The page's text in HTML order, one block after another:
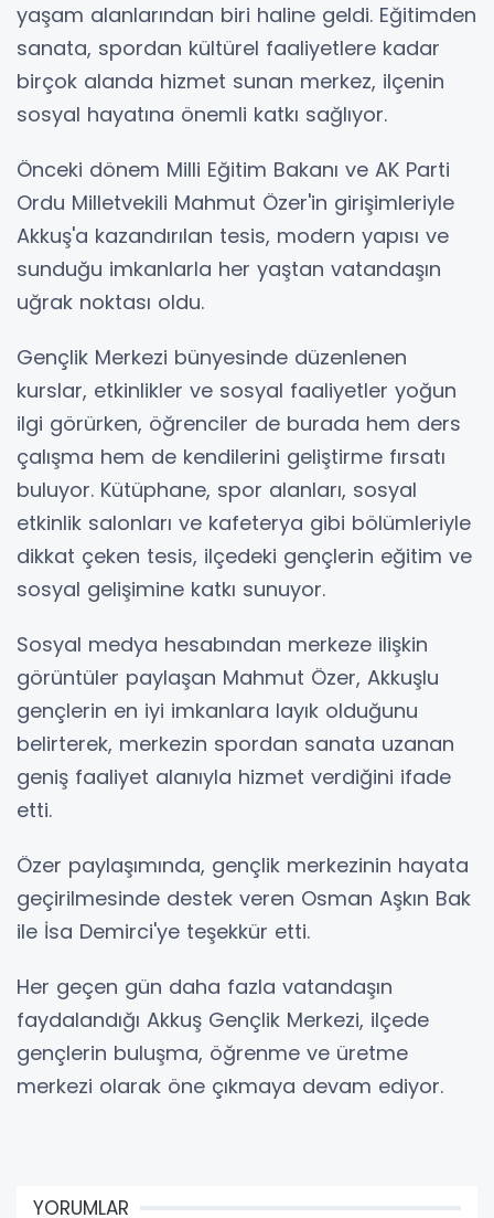
yaşam alanlarından biri haline geldi. Eğitimden
sanata, spordan kültürel faaliyetlere kadar
birçok alanda hizmet sunan merkez, ilçenin
sosyal hayatına önemli katkı sağlıyor.
Önceki dönem Milli Eğitim Bakanı ve AK Parti
Ordu Milletvekili Mahmut Özer'in girişimleriyle
Akkuş'a kazandırılan tesis, modern yapısı ve
sunduğu imkanlarla her yaştan vatandaşın
uğrak noktası oldu.
Gençlik Merkezi bünyesinde düzenlenen
kurslar, etkinlikler ve sosyal faaliyetler yoğun
ilgi görürken, öğrenciler de burada hem ders
çalışma hem de kendilerini geliştirme fırsatı
buluyor. Kütüphane, spor alanları, sosyal
etkinlik salonları ve kafeterya gibi bölümleriyle
dikkat çeken tesis, ilçedeki gençlerin eğitim ve
sosyal gelişimine katkı sunuyor.
Sosyal medya hesabından merkeze ilişkin
görüntüler paylaşan Mahmut Özer, Akkuşlu
gençlerin en iyi imkanlara layık olduğunu
belirterek, merkezin spordan sanata uzanan
geniş faaliyet alanıyla hizmet verdiğini ifade
etti.
Özer paylaşımında, gençlik merkezinin hayata
geçirilmesinde destek veren Osman Aşkın Bak
ile İsa Demirci'ye teşekkür etti.
Her geçen gün daha fazla vatandaşın
faydalandığı Akkuş Gençlik Merkezi, ilçede
gençlerin buluşma, öğrenme ve üretme
merkezi olarak öne çıkmaya devam ediyor.
YORUMLAR